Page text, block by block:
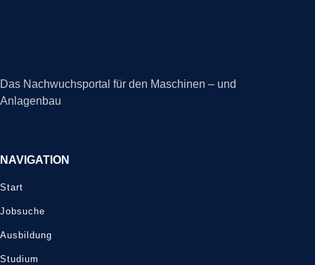
Das Nachwuchsportal für den Maschinen – und
Anlagenbau
NAVIGATION
Start
Jobsuche
Ausbildung
Studium